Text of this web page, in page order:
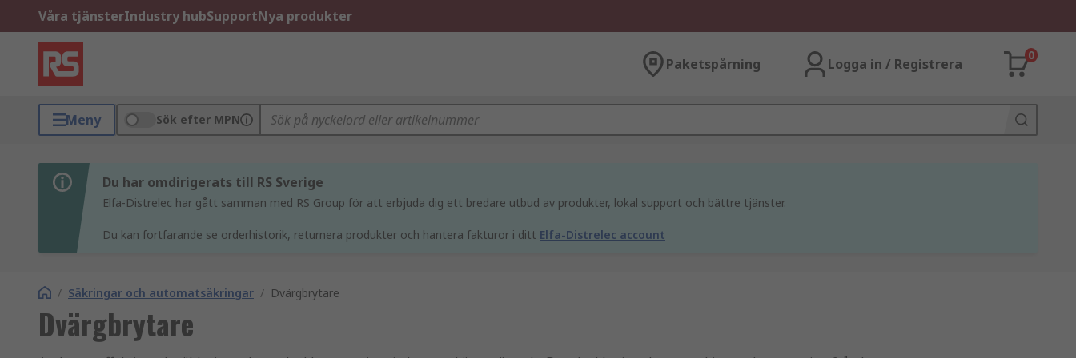
Våra tjänsterIndustry hubSupportNya produkter
Paketspårning Logga in / Registrera
0
Meny Sök efter MPN
Du har omdirigerats till RS Sverige
Elfa-Distrelec har gått samman med RS Group för att erbjuda dig ett bredare utbud av produkter, lokal support och bättre tjänster.
Du kan fortfarande se orderhistorik, returnera produkter och hantera fakturor i ditt Elfa-Distrelec account
/ Säkringar och automatsäkringar / Dvärgbrytare
Dvärgbrytare